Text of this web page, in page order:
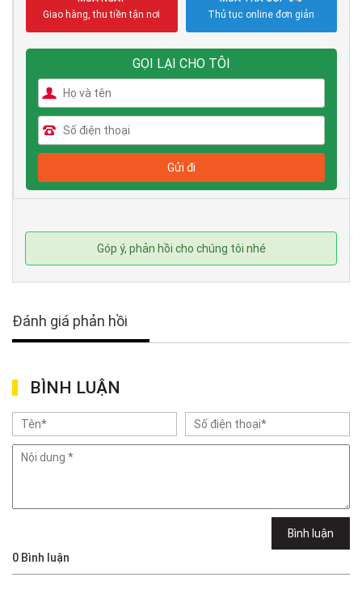
Giao hàng, thu tiền tận nơi
Thủ tục online đơn giản
GỌI LẠI CHO TÔI
Góp ý, phản hồi cho chúng tôi nhé
Đánh giá phản hồi
BÌNH LUẬN
Bình luận
0 Bình luận